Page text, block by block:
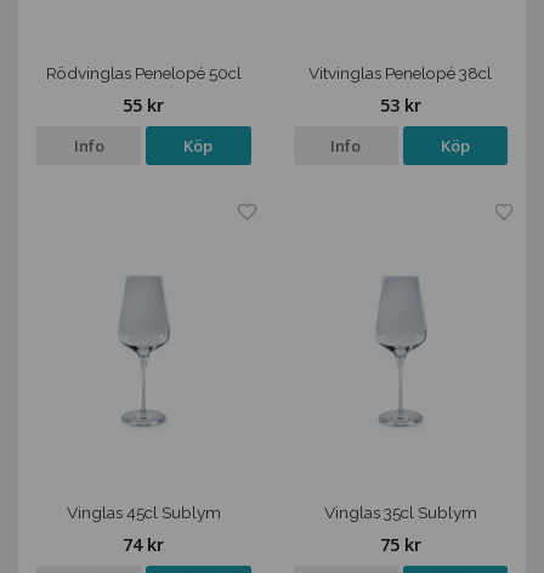
Rödvinglas Penelopé 50cl
55 kr
Info Köp
Vitvinglas Penelopé 38cl
53 kr
Info Köp
Vinglas 45cl Sublym
74 kr
Vinglas 35cl Sublym
75 kr